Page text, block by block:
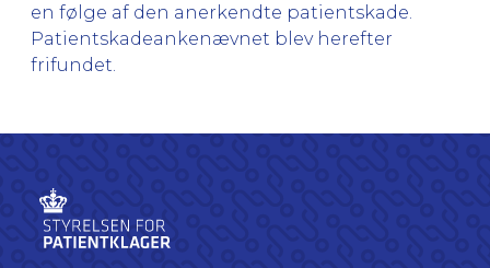
en følge af den anerkendte patientskade.
Patientskadeankenævnet blev herefter
frifundet.